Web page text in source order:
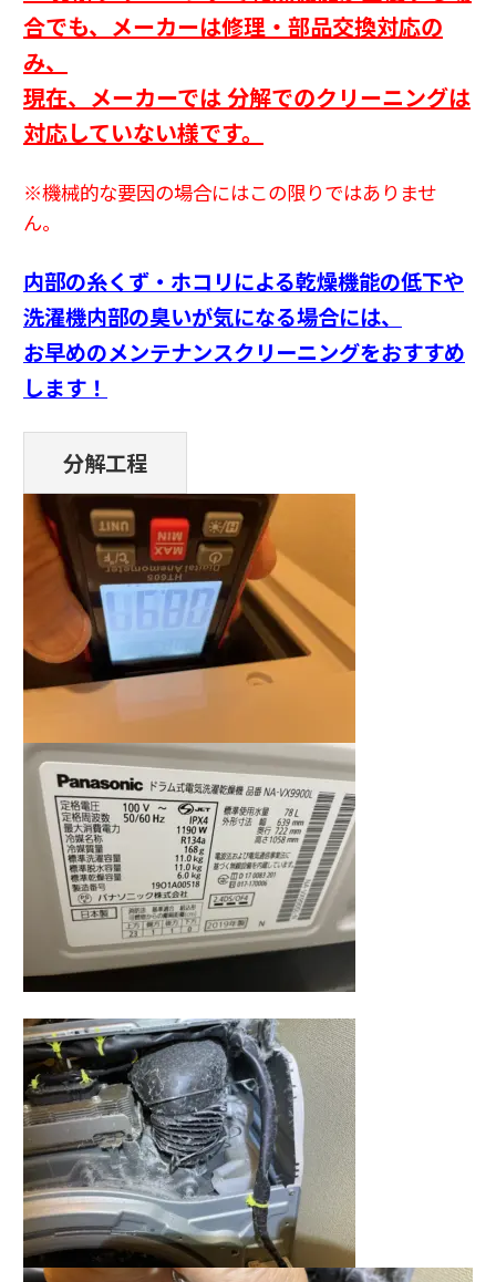
合でも、 メーカーは修理・部品交換対応の
み、
現在、メーカーでは 分解でのクリーニングは
対応していない様です。
※機械的な要因の場合にはこの限りではありませ
ん。
内部の糸くず・ホコリによる乾燥機能の低下や
洗濯機内部の臭いが気になる場合には、
お早めのメンテナンスクリーニングをおすすめ
します！
分解工程